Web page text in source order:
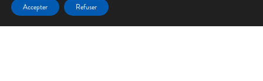
Accepter Refuser